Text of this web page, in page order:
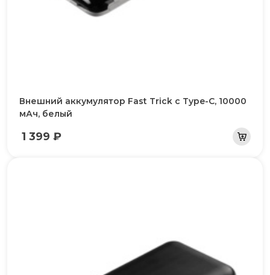
Внешний аккумулятор Fast Trick c Type-C, 10000
мАч, белый
1 399 ₽